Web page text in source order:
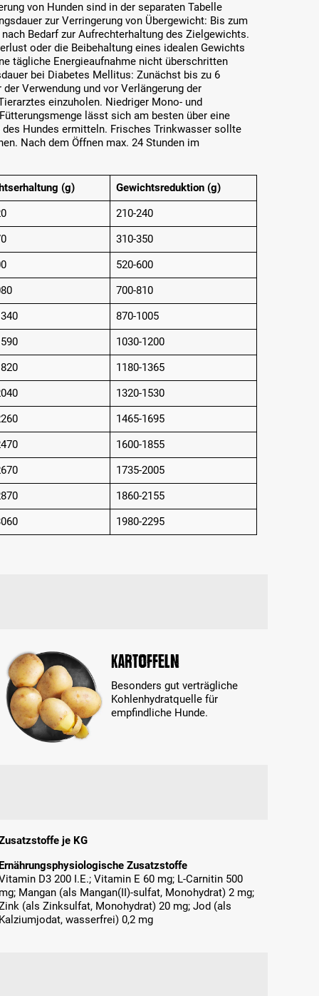
Kartoffeln
Besonders gut verträgliche
Kohlenhydratquelle für
empfindliche Hunde.
von Hunden sind in der separaten Tabelle
zur Verringerung von Übergewicht: Bis zum
Bedarf zur Aufrechterhaltung des Zielgewichts.
oder die Beibehaltung eines idealen Gewichts
tägliche Energieaufnahme nicht überschritten
bei Diabetes Mellitus: Zunächst bis zu 6
Verwendung und vor Verlängerung der
einzuholen. Niedriger Mono- und
lässt sich am besten über eine
Hundes ermitteln. Frisches Trinkwasser sollte
Nach dem Öffnen max. 24 Stunden im
(g)
Gewichtsreduktion (g)
210-240
310-350
520-600
700-810
870-1005
1030-1200
1180-1365
1320-1530
1465-1695
1600-1855
1735-2005
1860-2155
1980-2295
je KG
Ernährungsphysiologische Zusatzstoffe
D3 200 I.E.; Vitamin E 60 mg; L-Carnitin 500
mg; Mangan (als Mangan(II)-sulfat, Monohydrat) 2 mg;
(als Zinksulfat, Monohydrat) 20 mg; Jod (als
Kalziumjodat, wasserfrei) 0,2 mg